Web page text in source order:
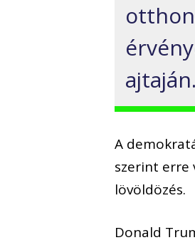
ajtaján.
A
szerint erre
lövöldözés.
Donald